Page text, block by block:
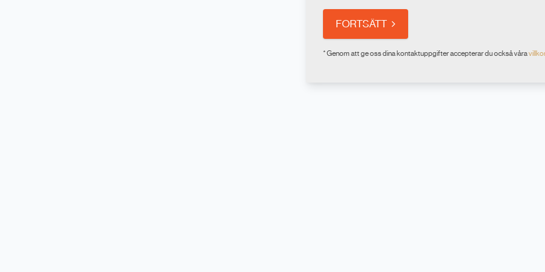
FORTSÄTT
* Genom att ge oss dina kontaktuppgifter accepterar du också våra